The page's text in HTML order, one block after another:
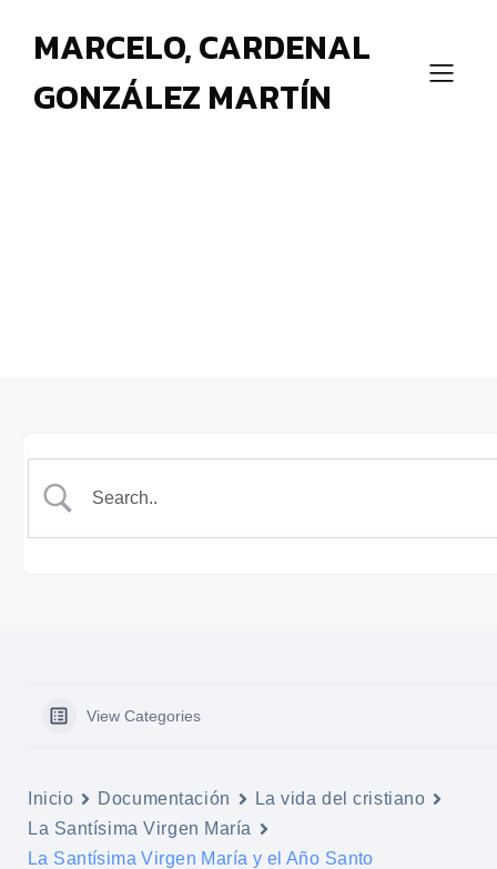
MARCELO, CARDENAL
GONZÁLEZ MARTÍN
View Categories
Inicio Documentación
La vida del cristiano
La Santísima Virgen María
La Santísima Virgen María y el Año Santo